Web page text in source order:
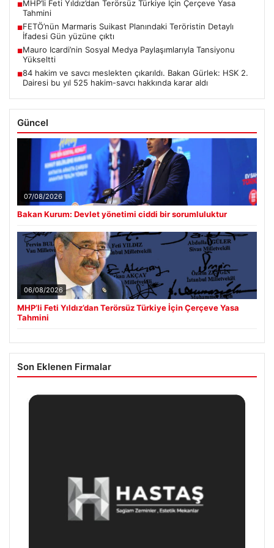
■MHP’li Feti Yıldız’dan Terörsüz Türkiye İçin Çerçeve Yasa
Tahmini
■FETÖ’nün Marmaris Suikast Planındaki Teröristin Detaylı
İfadesi Gün yüzüne çıktı
■Mauro Icardi’nin Sosyal Medya Paylaşımlarıyla Tansiyonu
Yükseltti
■84 hakim ve savcı meslekten çıkarıldı. Bakan Gürlek: HSK 2.
Dairesi bu yıl 525 hakim-savcı hakkında karar aldı
Güncel
07/08/2026
Bakan Kurum: Devlet yönetimi ciddi bir sorumluluktur
06/08/2026
MHP’li Feti Yıldız’dan Terörsüz Türkiye İçin Çerçeve Yasa
Tahmini
Son Eklenen Firmalar